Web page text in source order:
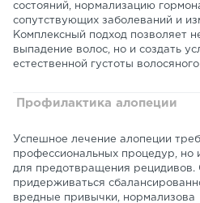
состояний, нормализацию
сопутствующих заболеваний и
Комплексный подход позволяет
выпадение волос, но и создать
естественной густоты
Профилактика алопеции
Успешное лечение алопеции
профессиональных процедур, но
для предотвращения
придерживаться
вредные привычки, нормализова